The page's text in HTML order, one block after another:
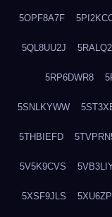
5OPF8A7F
5QL8UU2J
5RP6DWR8
5SNLKYWW
5THBIEFD
5V5K9CVS
5XSF9JLS